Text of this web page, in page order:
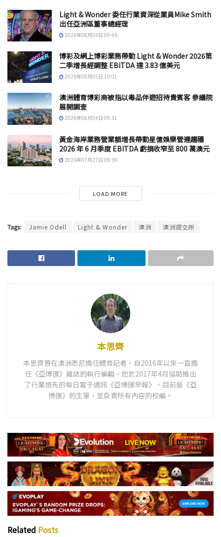
Light & Wonder 委任行業資深從業員Mike Smith
出任亞洲區董事總經理
2026年08月06日 09:46
博彩及網上博彩業務帶動 Light & Wonder 2026第
二季增長經調整 EBITDA 達 3.83 億美元
2026年08月05日 10:01
澳洲體育博彩商被指以毒品伴遊招待貴賓客 參議院
展開調查
2026年08月04日 09:51
黃金海岸業務營業額增長帶動星億娛樂營運趨穩
2026 年 6 月季度 EBITDA 虧損收窄至 800 萬澳元
2026年07月27日 09:38
LOAD MORE
Tags: Jamie Odell Light & Wonder 澳洲 澳洲證交所
本思齊
本思齊曾在澳洲悉尼擔任體育記者，自2016年以來一直擔
任《亞博匯》雜誌的執行編輯。他於2017年4月協助推出
了行業領先的每日電子通訊《亞博匯早報》，目前是《亞
博匯》的主筆，並負責所有內容的校編。
Related Posts